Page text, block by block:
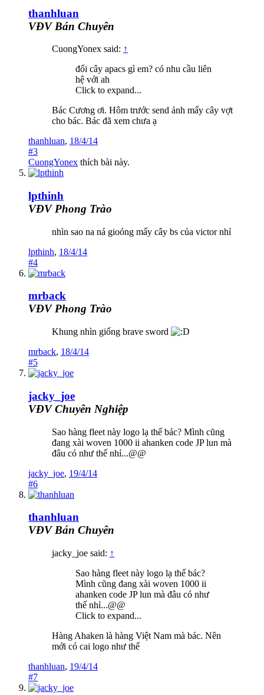
thanhluan
VĐV Bán Chuyên
CuongYonex said: ↑
đổi cây apacs gì em? có nhu cầu liên
hệ với ah
Click to expand...
Bác Cương ơi. Hôm trước send ảnh mấy cây vợt
cho bác. Bác đã xem chưa ạ
thanhluan, 18/4/14
#3
CuongYonex thích bài này.
lpthinh
VĐV Phong Trào
nhìn sao na ná gioóng mấy cây bs của victor nhỉ
lpthinh, 18/4/14
#4
mrback
VĐV Phong Trào
Khung nhìn giống brave sword
mrback, 18/4/14
#5
jacky_joe
VĐV Chuyên Nghiệp
Sao hàng fleet này logo lạ thế bác? Mình cũng
đang xài woven 1000 ii ahanken code JP lun mà
đâu có như thế nhỉ...@@
jacky_joe, 19/4/14
#6
thanhluan
VĐV Bán Chuyên
jacky_joe said: ↑
Sao hàng fleet này logo lạ thế bác?
Mình cũng đang xài woven 1000 ii
ahanken code JP lun mà đâu có như
thế nhỉ...@@
Click to expand...
Hàng Ahaken là hàng Việt Nam mà bác. Nên
mới có cai logo như thế
thanhluan, 19/4/14
#7